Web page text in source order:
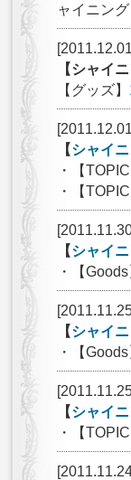
ャイニン
【シャイ
【グッズ】
【シャイ
・【
・【
【シャイ
・【
【シャイ
・【
【シャイ
・【